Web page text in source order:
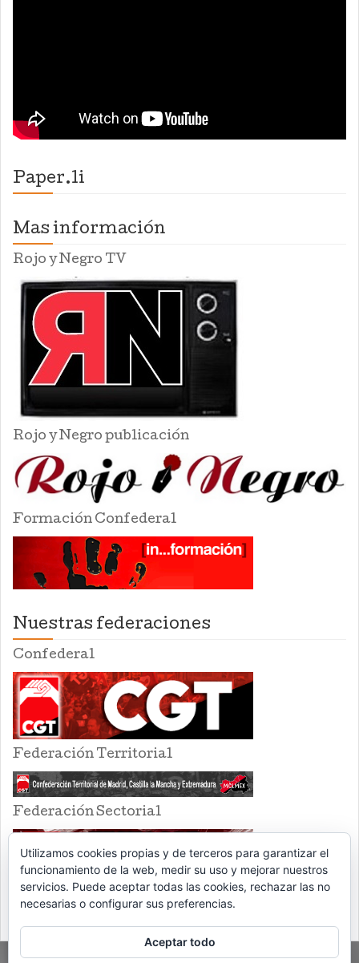
Paper.li
Mas información
Rojo y Negro TV
Rojo y Negro publicación
Formación Confederal
Nuestras federaciones
Confederal
Federación Territorial
Federación Sectorial
Utilizamos cookies propias y de terceros para garantizar el
funcionamiento de la web, medir su uso y mejorar nuestros
servicios. Puede aceptar todas las cookies, rechazar las no
necesarias o configurar sus preferencias.
Aceptar todo